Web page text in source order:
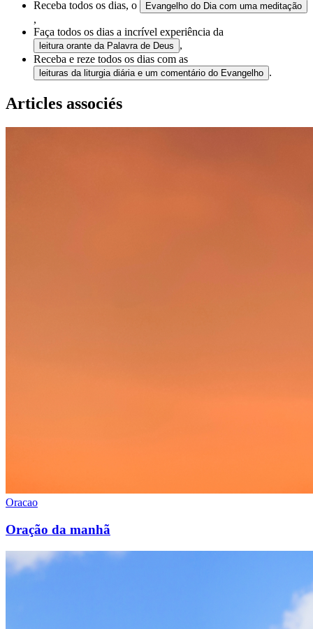
Receba todos os dias, o Evangelho do Dia com uma meditação
,
Faça todos os dias a incrível experiência da
leitura orante da Palavra de Deus
,
Receba e reze todos os dias com as
leituras da liturgia diária e um comentário do Evangelho .
Articles associés
Oracao
Oração da manhã